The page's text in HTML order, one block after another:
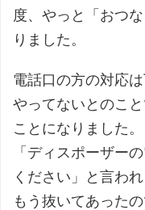
度、やっと「おつ
りました。
電話口の方の対応
やってないとのこ
ことになりました。
「ディスポーザー
ください」と言わ
もう抜いてあったの